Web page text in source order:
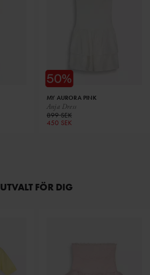
Anja Dress
MY AURORA PINK
899 SEK
450 SEK
UTVALT FÖR DIG